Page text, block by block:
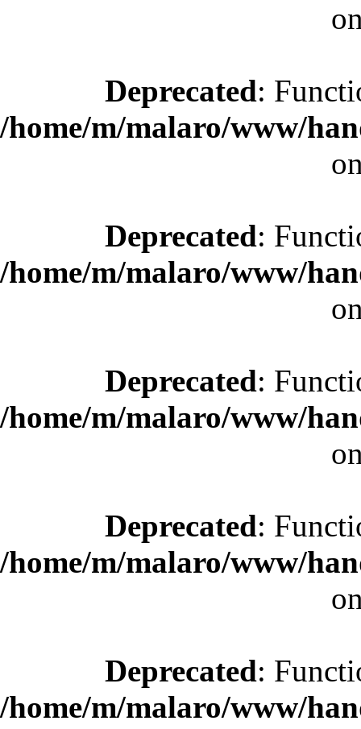
Deprecated:
/home/m/malaro/www/
Deprecated:
/home/m/malaro/www/
Deprecated:
/home/m/malaro/www/
Deprecated:
/home/m/malaro/www/
Deprecated:
/home/m/malaro/www/